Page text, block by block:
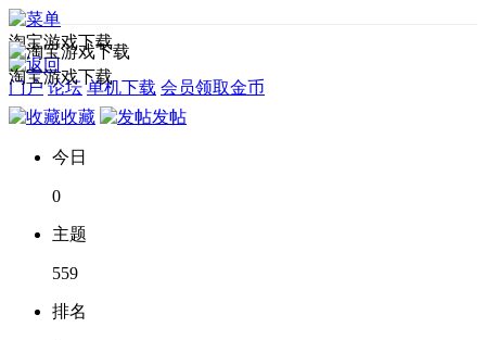
淘宝游戏下载
门户 论坛 单机下载 会员领取金币
淘宝游戏下载
收藏 发帖
今日
0
主题
559
排名